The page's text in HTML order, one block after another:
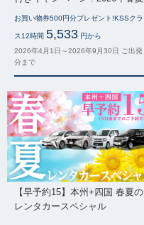
お買い物券500円分プレゼント!KSSクラ
ス12時間 5,533 円から
2026年4月1日～2026年9月30日 ご出発
分まで
【早予約15】本州+四国 春夏の
レンタカースペシャル